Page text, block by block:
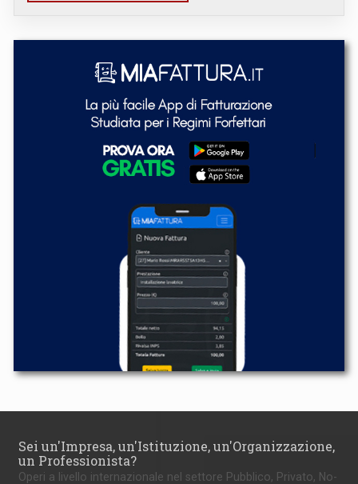
Sei un'Impresa, un'Istituzione, un'Organizzazione,
un Professionista?
Operi a livello internazionale nel settore Pubblico, Privato, No-